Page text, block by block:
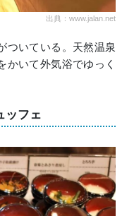
出典：www.jalan.net
ついている。天然温泉
かいて外気浴でゆっく
ッフェ